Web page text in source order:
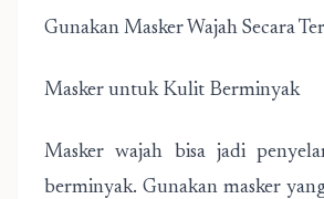
Gunakan Masker Wajah Secara
Masker untuk Kulit Berminyak
Masker wajah bisa jadi
berminyak. Gunakan masker